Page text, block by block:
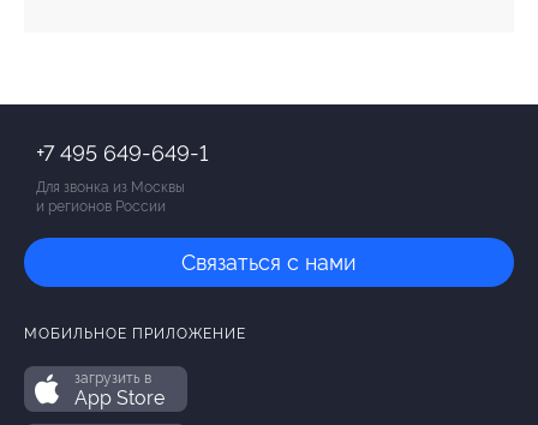
+7 495 649-649-1
Для звонка из Москвы
и регионов России
Связаться с нами
МОБИЛЬНОЕ ПРИЛОЖЕНИЕ
загрузить в
App Store